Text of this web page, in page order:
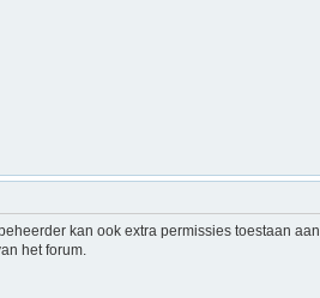
kan ook extra permissies toestaan aan
het forum.